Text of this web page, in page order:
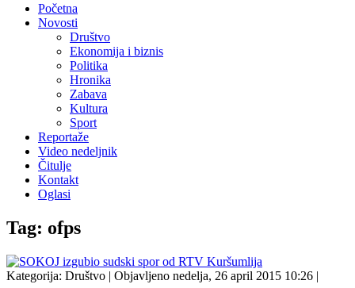
Početna
Novosti
Društvo
Ekonomija i biznis
Politika
Hronika
Zabava
Kultura
Sport
Reportaže
Video nedeljnik
Čitulje
Kontakt
Oglasi
Tag: ofps
Kategorija: Društvo | Objavljeno nedelja, 26 april 2015 10:26 |